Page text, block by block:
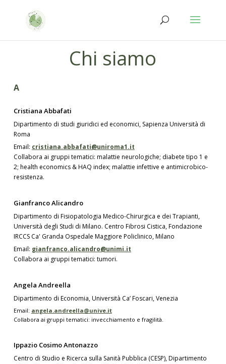
contenuto
navigazione
Chi siamo
A
Cristiana Abbafati
Dipartimento di studi giuridici ed economici, Sapienza Università di
Roma
Email: cristiana.abbafati@uniroma1.it
Collabora ai gruppi tematici: malattie neurologiche; diabete tipo 1 e
2; health economics & HAQ index; malattie infettive e antimicrobico-
resistenza.
Gianfranco Alicandro
Dipartimento di Fisiopatologia Medico-Chirurgica e dei Trapianti,
Università degli Studi di Milano. Centro Fibrosi Cistica, Fondazione
IRCCS Ca' Granda Ospedale Maggiore Policlinico, Milano
Email: gianfranco.alicandro@unimi.it
Collabora ai gruppi tematici: tumori.
Angela Andreella
Dipartimento di Economia, Università Ca’ Foscari, Venezia
Email: angela.andreella@unive.it
Collabora ai gruppi tematici: invecchiamento e fragilità.
Ippazio Cosimo Antonazzo
Centro di Studio e Ricerca sulla Sanità Pubblica (CESP), Dipartimento